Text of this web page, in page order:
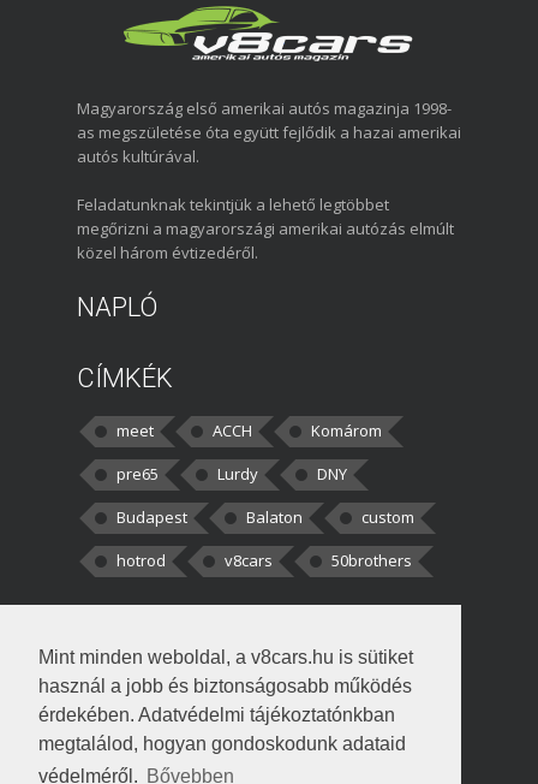
Mint minden weboldal, a v8cars.hu is sütiket
használ a jobb és biztonságosabb működés
érdekében. Adatvédelmi tájékoztatónkban
megtalálod, hogyan gondoskodunk adataid
védelméről. Bővebben
Magyarország első amerikai autós magazinja 1998-
as megszületése óta együtt fejlődik a hazai amerikai
autós kultúrával.
Feladatunknak tekintjük a lehető legtöbbet
megőrizni a magyarországi amerikai autózás elmúlt
közel három évtizedéről.
NAPLÓ
CÍMKÉK
meet ACCH
Komárom
pre65
Lurdy
DNY
Budapest
Balaton
custom
hotrod
v8cars 50brothers
kortisz:Elszúrtam! Én csak két
darabbaal számoltam. Nem tudtam, hogy fél autót,
Béke: Tényleg nagyon jó kérdés volt